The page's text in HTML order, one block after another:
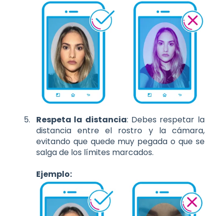
Respeta la distancia: Debes respetar la
distancia entre el rostro y la cámara,
evitando que quede muy pegada o que se
salga de los límites marcados.
Ejemplo: